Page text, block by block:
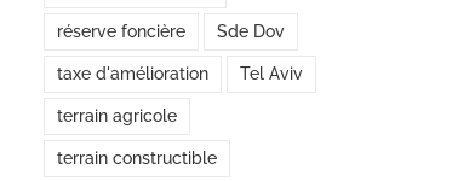
réserve foncière Sde Dov
taxe d'amélioration Tel Aviv
terrain agricole
terrain constructible